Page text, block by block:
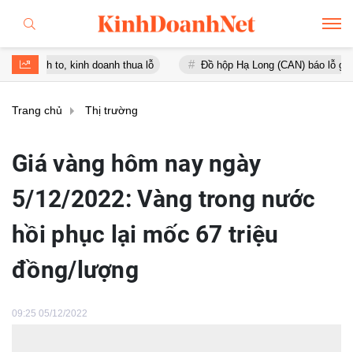
kinh doanh thua lỗ Đồ hộp Hạ Long (CAN) báo lỗ gần 16 tỷ
Trang chủ Thị trường
Giá vàng hôm nay ngày
5/12/2022: Vàng trong nước
hồi phục lại mốc 67 triệu
đồng/lượng
09:25 05/12/2022